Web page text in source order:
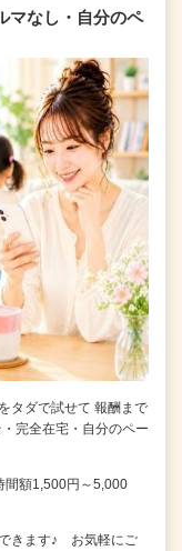
マなし・自分のペ
タダで試せて 報酬まで
完全在宅・自分のペー
間額1,500円～5,000
きます♪ お気軽にご